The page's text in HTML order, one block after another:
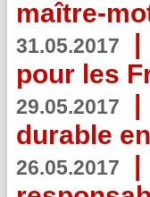
maître-
31.05.2017 |
pour les
29.05.2017 |
durable
26.05.2017 |